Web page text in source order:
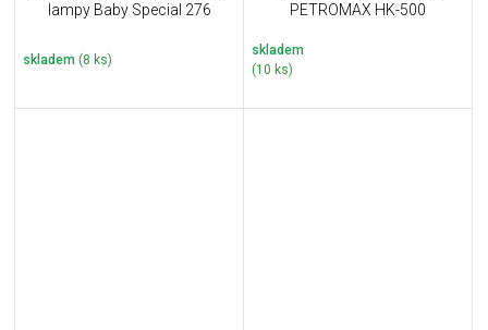
lampy Baby Special 276
skladem (8 ks)
PETROMAX HK-500
skladem
(10 ks)